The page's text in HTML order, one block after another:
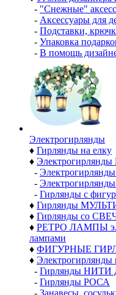
- "Снежные"
- Аксессуары для
- Подставки,
- Упаковка
- В помощь
Электро­гирлянды
♦ Гирлянды на елку
♦
-
-
- Гирлянды с
♦ Гирлянды
♦ Гирлянды со
♦ РЕТРО ЛАМПЫ
лампами
♦ ФИГУРНЫЕ
♦
- Гирлянды НИТИ
- Гирлянды РОСА
- Занавесы,